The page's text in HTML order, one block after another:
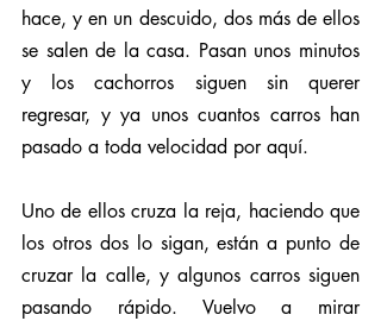
hace, y en un descuido, dos más de ellos
se salen de la casa. Pasan unos minutos
y los cachorros siguen sin querer
regresar, y ya unos cuantos carros han
pasado a toda velocidad por aquí.
Uno de ellos cruza la reja, haciendo que
los otros dos lo sigan, están a punto de
cruzar la calle, y algunos carros siguen
pasando rápido. Vuelvo a mirar